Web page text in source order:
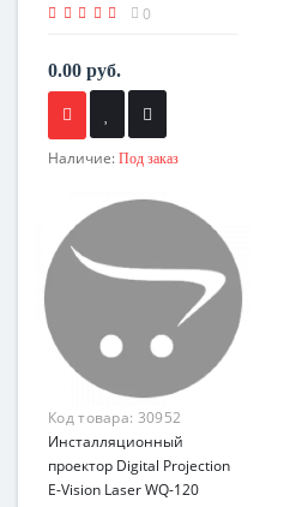
0
0.00 руб.
Наличие: Под заказ
Код товара: 30952
Инсталляционный
проектор Digital Projection
E-Vision Laser WQ-120